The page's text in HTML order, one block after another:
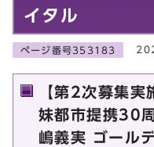
イタル
ページ番号353183
【第2次募集実
妹都市提携30
嶋義実 ゴール